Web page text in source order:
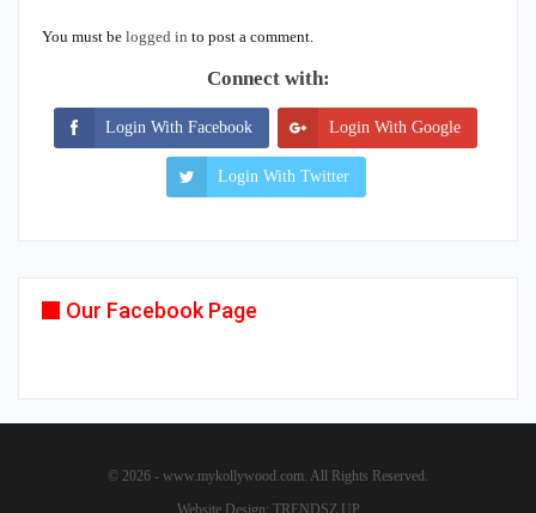
You must be logged in to post a comment.
Connect with:
Login With Facebook Login With Google
Login With Twitter
Our Facebook Page
© 2026 - www.mykollywood.com. All Rights Reserved.